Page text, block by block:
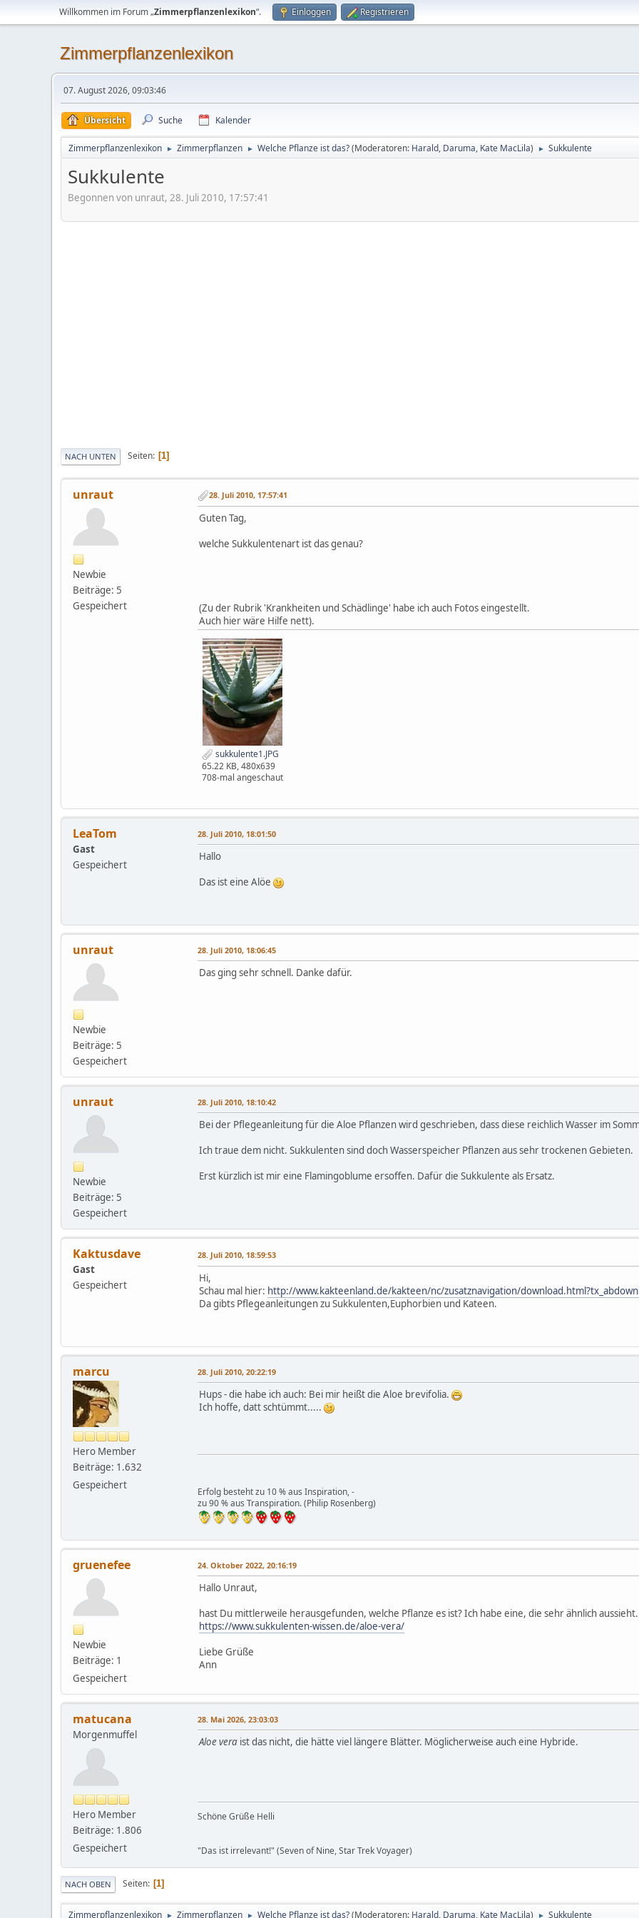
Willkommen im Forum „Zimmerpflanzenlexikon“. Einloggen Registrieren
Zimmerpflanzenlexikon
07. August 2026, 09:03:46
Übersicht Suche Kalender
Zimmerpflanzenlexikon ► Zimmerpflanzen ► Welche Pflanze ist das?(Moderatoren: Harald, Daruma, Kate MacLila) ► Sukkulente
Sukkulente
Begonnen von unraut, 28. Juli 2010, 17:57:41
NACH UNTEN Seiten 1
unraut
Newbie
Beiträge: 5
Gespeichert
28. Juli 2010, 17:57:41
Guten Tag,
welche Sukkulentenart ist das genau?
(Zu der Rubrik 'Krankheiten und Schädlinge' habe ich auch Fotos eingestellt.
Auch hier wäre Hilfe nett).
sukkulente1.JPG
65.22 KB, 480x639
708-mal angeschaut
LeaTom
Gast
Gespeichert
28. Juli 2010, 18:01:50
Hallo
Das ist eine Alöe
unraut
Newbie
Beiträge: 5
Gespeichert
28. Juli 2010, 18:06:45
Das ging sehr schnell. Danke dafür.
unraut
Newbie
Beiträge: 5
Gespeichert
28. Juli 2010, 18:10:42
Bei der Pflegeanleitung für die Aloe Pflanzen wird geschrieben, dass diese reichlich Wasser im
Ich traue dem nicht. Sukkulenten sind doch Wasserspeicher Pflanzen aus sehr trockenen Gebieten.
Erst kürzlich ist mir eine Flamingoblume ersoffen. Dafür die Sukkulente als Ersatz.
Kaktusdave
Gast
Gespeichert
28. Juli 2010, 18:59:53
Hi,
Schau mal hier: http://www.kakteenland.de/kakteen/nc/zusatznavigation/
Da gibts Pflegeanleitungen zu Sukkulenten,Euphorbien und Kateen.
marcu
Hero Member
Beiträge: 1.632
Gespeichert
28. Juli 2010, 20:22:19
Hups - die habe ich auch: Bei mir heißt die Aloe brevifolia.
Ich hoffe, datt schtümmt.....
Erfolg besteht zu 10 % aus Inspiration, -
zu 90 % aus Transpiration. (Philip Rosenberg)
gruenefee
Newbie
Beiträge: 1
Gespeichert
24. Oktober 2022, 20:16:19
Hallo Unraut,
hast Du mittlerweile herausgefunden, welche Pflanze es ist? Ich habe eine, die sehr ähnlich
https://www.sukkulenten-wissen.de/aloe-vera/
Liebe Grüße
Ann
matucana
Morgenmuffel
Hero Member
Beiträge: 1.806
Gespeichert
28. Mai 2026, 23:03:03
Aloe vera ist das nicht, die hätte viel längere Blätter. Möglicherweise auch eine Hybride.
Schöne Grüße Helli
"Das ist irrelevant!" (Seven of Nine, Star Trek Voyager)
NACH OBEN Seiten 1
Zimmerpflanzenlexikon ► Zimmerpflanzen ► Welche Pflanze ist das?(Moderatoren: Harald, Daruma, Kate MacLila) ► Sukkulente